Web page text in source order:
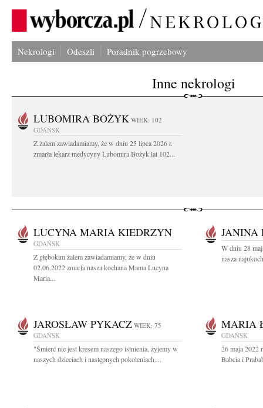
Nekrologi Odeszli Poradnik pogrzebowy
Inne nekrologi
LUBOMIRA BOŻYK WIEK: 102
GDAŃSK
Z żalem zawiadamiamy, że w dniu 25 lipca 2026 r.
zmarła lekarz medycyny Lubomira Bożyk lat 102...
LUCYNA MARIA KIEDRZYN
GDAŃSK
Z głębokim żalem zawiadamiamy, że w dniu
02.06.2022 zmarła nasza kochana Mama Lucyna
Maria...
JANINA
W dniu 28
nasza
JAROSŁAW PYKACZ WIEK: 75
GDAŃSK
"Śmierć nie jest kresem naszego istnienia, żyjemy w
naszych dzieciach i następnych pokoleniach....
MARIA
GDAŃSK
26 maja 2022
Babcia i